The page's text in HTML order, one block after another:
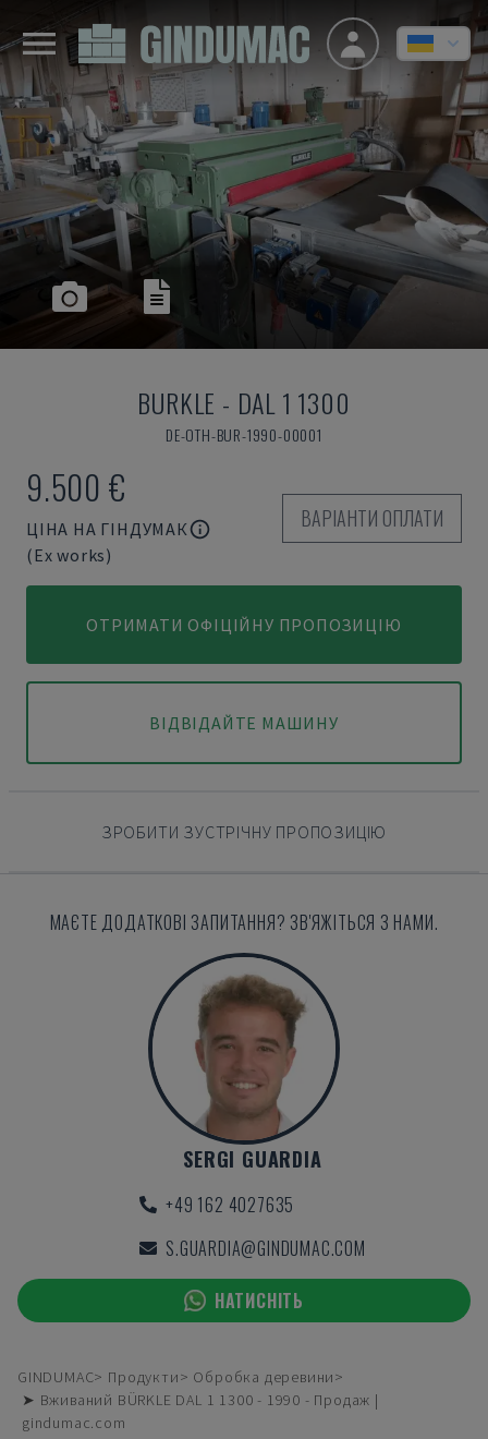
BURKLE - DAL 1 1300
DE-OTH-BUR-1990-00001
9.500 €
ЦІНА НА ГІНДУМАК
(Ex works)
ВАРІАНТИ ОПЛАТИ
ОТРИМАТИ ОФІЦІЙНУ ПРОПОЗИЦІЮ
ВІДВІДАЙТЕ МАШИНУ
ЗРОБИТИ ЗУСТРІЧНУ ПРОПОЗИЦІЮ
МАЄТЕ ДОДАТКОВІ ЗАПИТАННЯ? ЗВ'ЯЖІТЬСЯ З НАМИ.
SERGI GUARDIA
+49 162 4027635
S.GUARDIA@GINDUMAC.COM
НАТИСНІТЬ
GINDUMAC Продукти
Обробка деревини
➤ Вживаний BÜRKLE DAL 1 1300 - 1990 - Продаж |
gindumac.com